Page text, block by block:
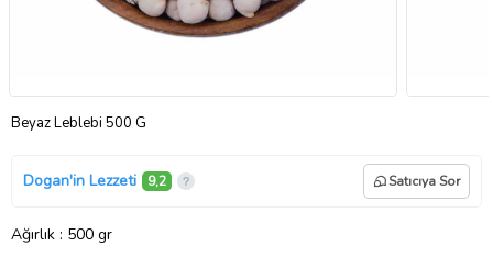
Beyaz Leblebi 500 G
Dogan'in Lezzeti 9,2 Satıcıya Sor
Ağırlık : 500 gr